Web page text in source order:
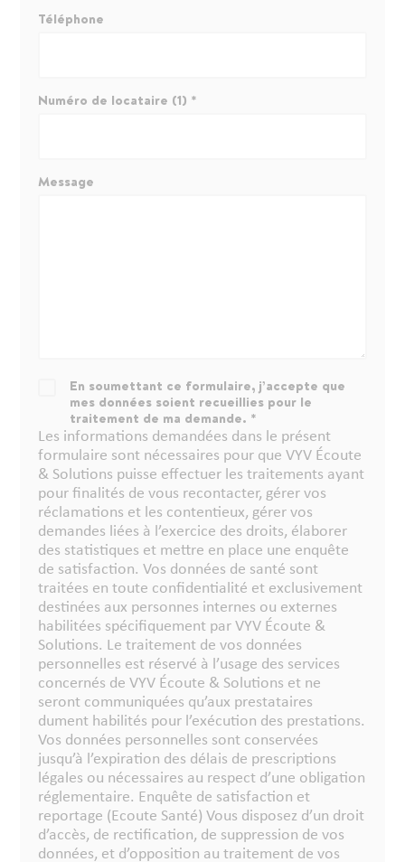
Téléphone
Numéro de locataire (1) *
Message
En soumettant ce formulaire, j’accepte que
mes données soient recueillies pour le
traitement de ma demande. *
Les informations demandées dans le présent
formulaire sont nécessaires pour que VYV Écoute
& Solutions puisse effectuer les traitements ayant
pour finalités de vous recontacter, gérer vos
réclamations et les contentieux, gérer vos
demandes liées à l’exercice des droits, élaborer
des statistiques et mettre en place une enquête
de satisfaction. Vos données de santé sont
traitées en toute confidentialité et exclusivement
destinées aux personnes internes ou externes
habilitées spécifiquement par VYV Écoute &
Solutions. Le traitement de vos données
personnelles est réservé à l’usage des services
concernés de VYV Écoute & Solutions et ne
seront communiquées qu’aux prestataires
dument habilités pour l’exécution des prestations.
Vos données personnelles sont conservées
jusqu’à l’expiration des délais de prescriptions
légales ou nécessaires au respect d’une obligation
réglementaire. Enquête de satisfaction et
reportage (Ecoute Santé) Vous disposez d’un droit
d’accès, de rectification, de suppression de vos
données, et d’opposition au traitement de vos